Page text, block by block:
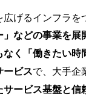
広げるインフラを
などの事業を展
く「働きたい時
ービスで、大手企
サービス基盤と信